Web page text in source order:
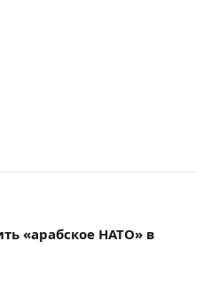
«арабское НАТО» в